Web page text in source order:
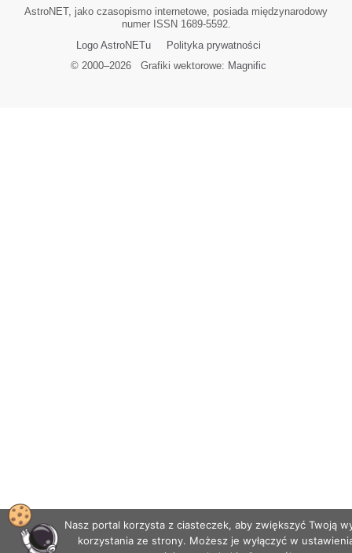
AstroNET, jako czasopismo internetowe, posiada międzynarodowy
numer ISSN 1689-5592.
Logo AstroNETu
Polityka prywatności
© 2000–2026Grafiki wektorowe: Magnific
Nasz portal korzysta z ciasteczek, aby zwiększyć Twoją
korzystania ze strony. Możesz je wyłączyć w